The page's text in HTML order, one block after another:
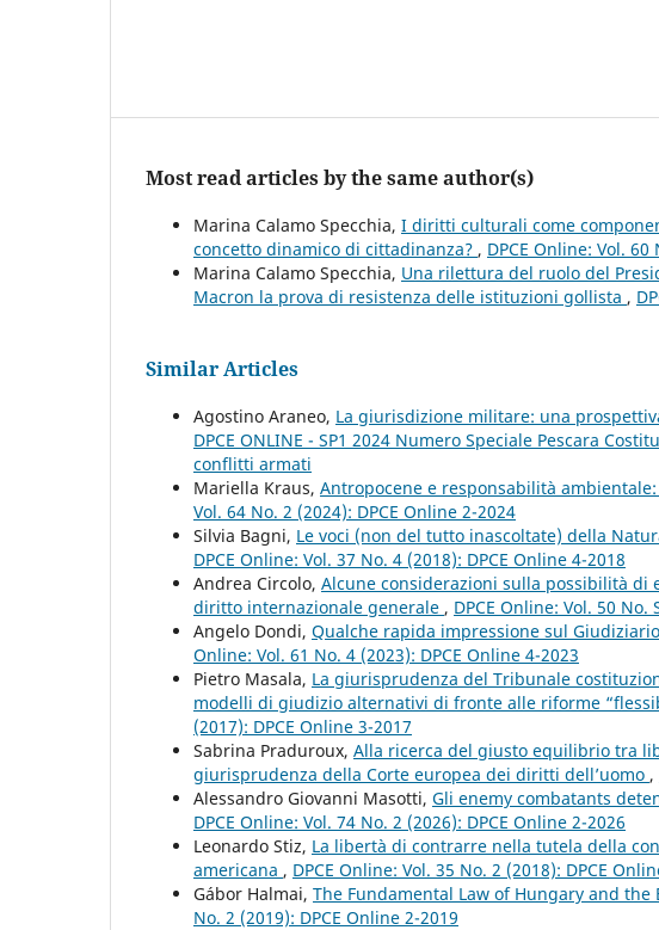
Most read articles by the same author(s)
Marina Calamo Specchia, I diritti culturali come
concetto dinamico di cittadinanza? , DPCE Online: Vol. 60
Marina Calamo Specchia, Una rilettura del ruolo del
Macron la prova di resistenza delle istituzioni gollista ,
Similar Articles
Agostino Araneo, La giurisdizione militare: una
DPCE ONLINE - SP1 2024 Numero Speciale Pescara
conflitti armati
Mariella Kraus, Antropocene e responsabilità
Vol. 64 No. 2 (2024): DPCE Online 2-2024
Silvia Bagni, Le voci (non del tutto inascoltate) della
DPCE Online: Vol. 37 No. 4 (2018): DPCE Online 4-2018
Andrea Circolo, Alcune considerazioni sulla possibilità di
diritto internazionale generale , DPCE Online: Vol. 50 No.
Angelo Dondi, Qualche rapida impressione sul
Online: Vol. 61 No. 4 (2023): DPCE Online 4-2023
Pietro Masala, La giurisprudenza del Tribunale
modelli di giudizio alternativi di fronte alle riforme
(2017): DPCE Online 3-2017
Sabrina Praduroux, Alla ricerca del giusto equilibrio tra
giurisprudenza della Corte europea dei diritti dell’uomo ,
Alessandro Giovanni Masotti, Gli enemy combatants
DPCE Online: Vol. 74 No. 2 (2026): DPCE Online 2-2026
Leonardo Stiz, La libertà di contrarre nella tutela della
americana , DPCE Online: Vol. 35 No. 2 (2018): DPCE
Gábor Halmai, The Fundamental Law of Hungary and
No. 2 (2019): DPCE Online 2-2019